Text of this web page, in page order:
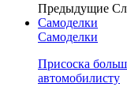
Предыдущие
Самоделки
Самоделки
Присоска
автомобилисту